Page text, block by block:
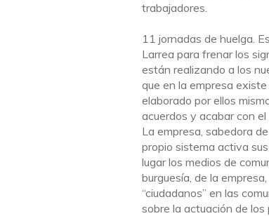
trabajadores.
11 jornadas de huelga.
Larrea para frenar los
están realizando a los
que en la empresa
elaborado por ellos
acuerdos y acabar con
La empresa, sabedora
propio sistema activa
lugar los medios de
burguesía, de la
“ciudadanos” en las
sobre la actuación de los